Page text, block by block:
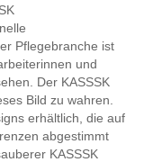
Pflegebranche ist
und
Der KASSSK
Bild zu wahren.
erhältlich, die auf
abgestimmt
KASSSK